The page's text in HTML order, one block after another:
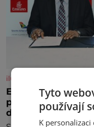
iluxus.cz
Emirates a South
partnerství.
dalších devět
Tyto
používají
K